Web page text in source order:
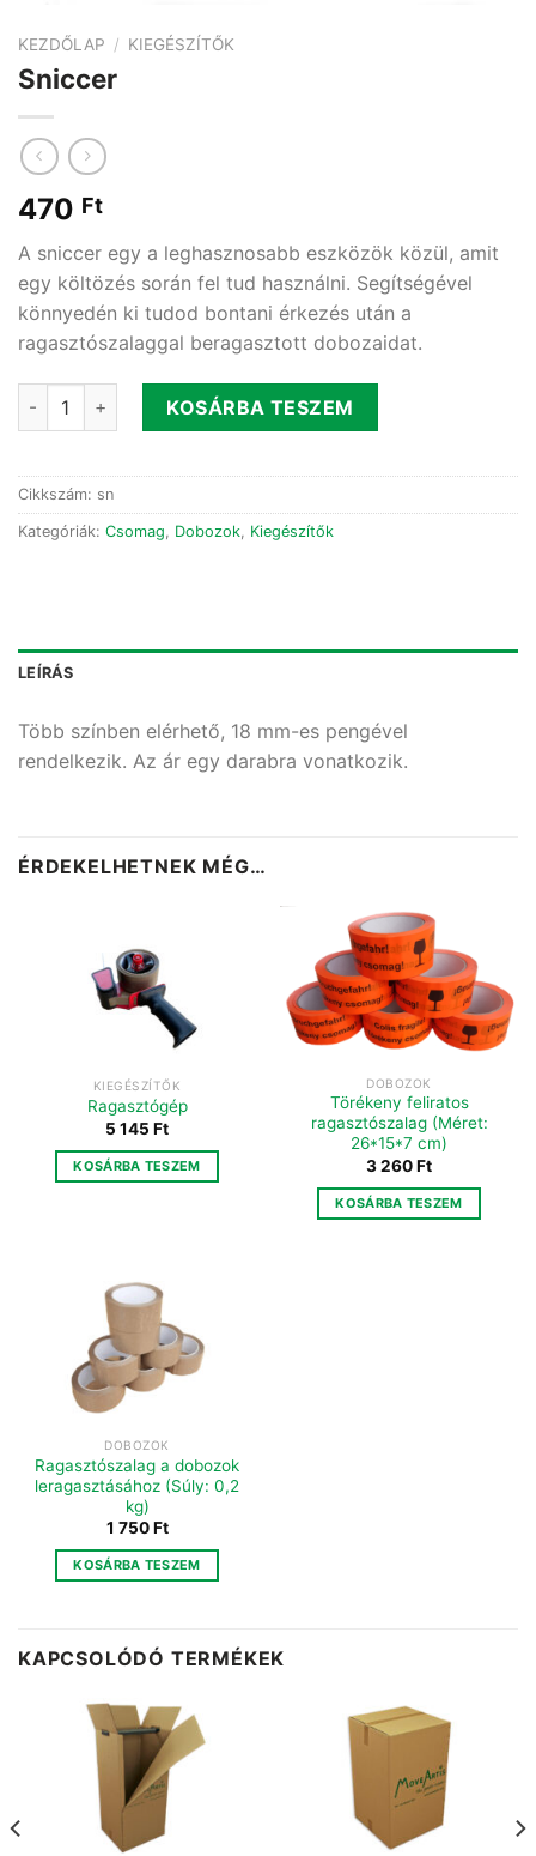
KEZDŐLAP / KIEGÉSZÍTŐK
Sniccer
470 Ft
A sniccer egy a leghasznosabb eszközök közül, amit
egy költözés során fel tud használni. Segítségével
könnyedén ki tudod bontani érkezés után a
ragasztószalaggal beragasztott dobozaidat.
Sniccer mennyiségKOSÁRBA TESZEM
Cikkszám: sn
Kategóriák: Csomag Dobozok Kiegészítők
LEÍRÁS
Több színben elérhető, 18 mm-es pengével
rendelkezik. Az ár egy darabra vonatkozik.
ÉRDEKELHETNEK MÉG…
KIEGÉSZÍTŐK
Ragasztógép
5 145 Ft
KOSÁRBA TESZEM
DOBOZOK
Törékeny feliratos
ragasztószalag (Méret:
26*15*7 cm)
3 260Ft
KOSÁRBA TESZEM
DOBOZOK
Ragasztószalag a dobozok
leragasztásához (Súly: 0,2
kg)
1 750Ft
KOSÁRBA TESZEM
KAPCSOLÓDÓ TERMÉKEK